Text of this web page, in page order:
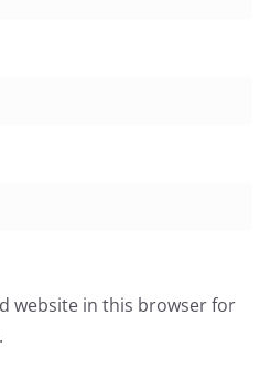
website in this browser for